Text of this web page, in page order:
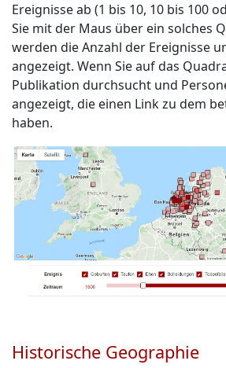
Ereignisse ab (1 bis 10, 10 bis 100
Sie mit der Maus über ein solches
werden die Anzahl der Ereignisse
angezeigt. Wenn Sie auf das
Publikation durchsucht und
angezeigt, die einen Link zu dem
haben.
Historische Geographie